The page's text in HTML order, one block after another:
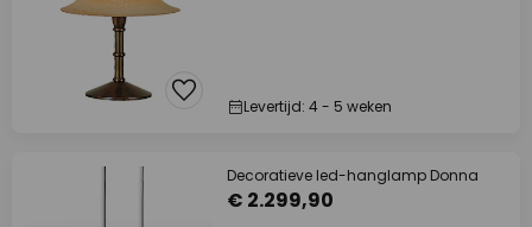
Levertijd: 4 - 5 weken
Decoratieve led-hanglamp Donna
€ 2.299,90